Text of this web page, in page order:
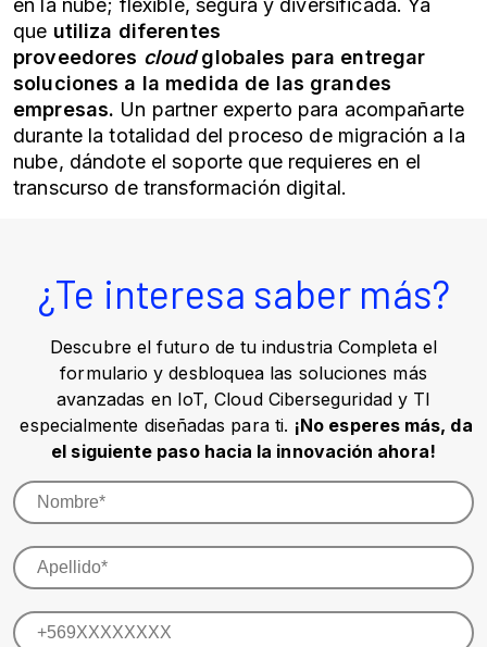
en la nube; flexible, segura y diversificada. Ya
que utiliza diferentes
proveedores cloud globales para entregar
soluciones a la medida de las grandes
empresas. Un partner experto para acompañarte
durante la totalidad del proceso de migración a la
nube, dándote el soporte que requieres en el
transcurso de transformación digital.
¿Te interesa saber más?
Descubre el futuro de tu industria Completa el
formulario y desbloquea las soluciones más
avanzadas en IoT, Cloud Ciberseguridad y TI
especialmente diseñadas para ti. ¡No esperes más, da
el siguiente paso hacia la innovación ahora!